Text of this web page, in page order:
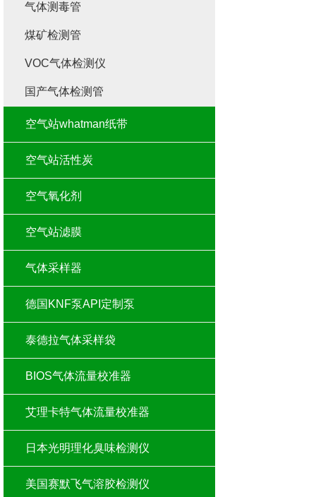
气体测毒管
煤矿检测管
VOC气体检测仪
国产气体检测管
空气站whatman纸带
空气站活性炭
空气氧化剂
空气站滤膜
气体采样器
德国KNF泵API定制泵
泰德拉气体采样袋
BIOS气体流量校准器
艾理卡特气体流量校准器
日本光明理化臭味检测仪
美国赛默飞气溶胶检测仪